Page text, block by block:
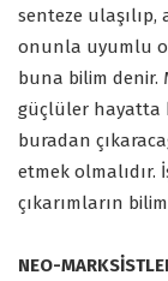
senteze ulaşılıp,
onunla uyumlu
buna bilim denir.
güçlüler hayatta
buradan
etmek olmalıdır.
çıkarımların
NEO-